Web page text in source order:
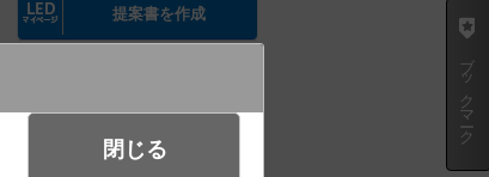
提案書を作成
ブックマーク
閉じる